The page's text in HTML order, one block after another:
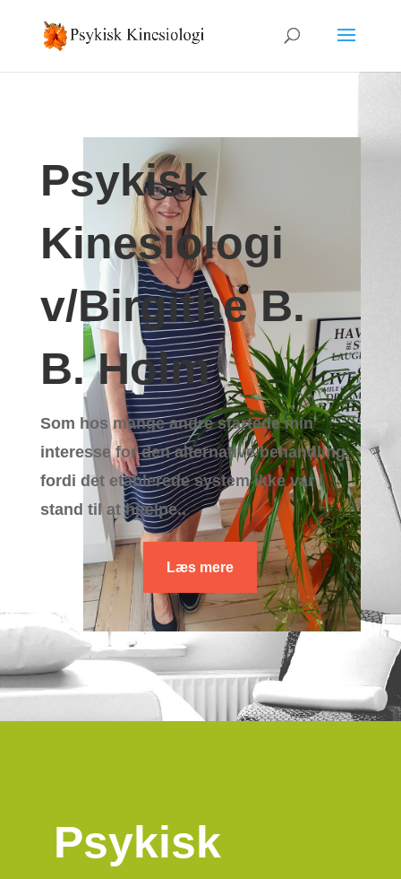
Psykisk
Kinesiologi
v/Birgithe B.
B. Holm
Som hos mange andre startede min
interesse for den alternative behandling,
fordi det etablerede system ikke var i
stand til at hjælpe..
Læs mere
Psykisk